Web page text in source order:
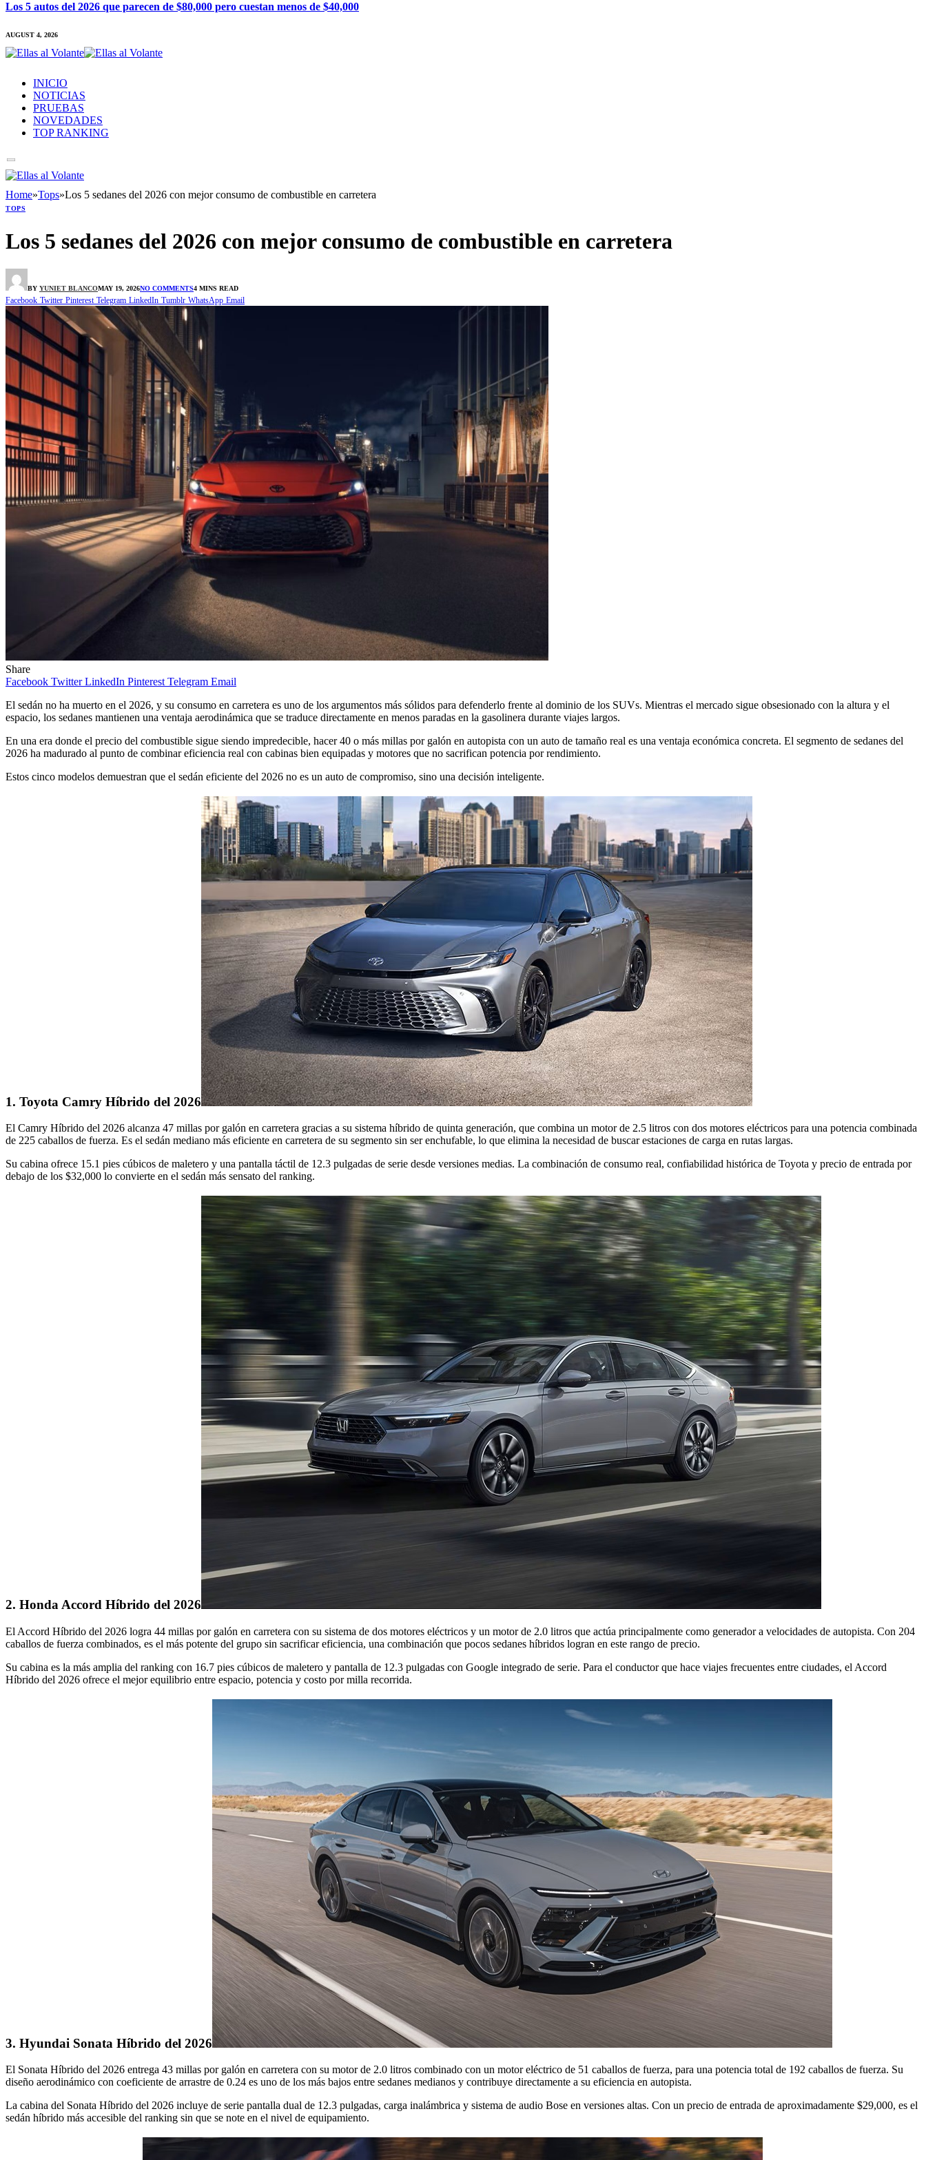
Los 5 autos del 2026 que parecen de $80,000 pero cuestan menos de $40,000
AUGUST 4, 2026
INICIO
NOTICIAS
PRUEBAS
NOVEDADES
TOP RANKING
Home»Tops»Los 5 sedanes del 2026 con mejor consumo de combustible en carretera
TOPS
Los 5 sedanes del 2026 con mejor consumo de combustible en carretera
BY YUNIET BLANCOMAY 19, 2026NO COMMENTS4 MINS READ
Facebook Twitter Pinterest Telegram LinkedIn Tumblr WhatsApp Email
Share
Facebook Twitter LinkedIn Pinterest Telegram Email
El sedán no ha muerto en el 2026, y su consumo en carretera es uno de los argumentos más sólidos para defenderlo frente al dominio de los SUVs. Mientras el mercado sigue obsesionado con la altura y el
espacio, los sedanes mantienen una ventaja aerodinámica que se traduce directamente en menos paradas en la gasolinera durante viajes largos.
En una era donde el precio del combustible sigue siendo impredecible, hacer 40 o más millas por galón en autopista con un auto de tamaño real es una ventaja económica concreta. El segmento de sedanes del
2026 ha madurado al punto de combinar eficiencia real con cabinas bien equipadas y motores que no sacrifican potencia por rendimiento.
Estos cinco modelos demuestran que el sedán eficiente del 2026 no es un auto de compromiso, sino una decisión inteligente.
1. Toyota Camry Híbrido del 2026
El Camry Híbrido del 2026 alcanza 47 millas por galón en carretera gracias a su sistema híbrido de quinta generación, que combina un motor de 2.5 litros con dos motores eléctricos para una potencia combinada
de 225 caballos de fuerza. Es el sedán mediano más eficiente en carretera de su segmento sin ser enchufable, lo que elimina la necesidad de buscar estaciones de carga en rutas largas.
Su cabina ofrece 15.1 pies cúbicos de maletero y una pantalla táctil de 12.3 pulgadas de serie desde versiones medias. La combinación de consumo real, confiabilidad histórica de Toyota y precio de entrada por
debajo de los $32,000 lo convierte en el sedán más sensato del ranking.
2. Honda Accord Híbrido del 2026
El Accord Híbrido del 2026 logra 44 millas por galón en carretera con su sistema de dos motores eléctricos y un motor de 2.0 litros que actúa principalmente como generador a velocidades de autopista. Con 204
caballos de fuerza combinados, es el más potente del grupo sin sacrificar eficiencia, una combinación que pocos sedanes híbridos logran en este rango de precio.
Su cabina es la más amplia del ranking con 16.7 pies cúbicos de maletero y pantalla de 12.3 pulgadas con Google integrado de serie. Para el conductor que hace viajes frecuentes entre ciudades, el Accord
Híbrido del 2026 ofrece el mejor equilibrio entre espacio, potencia y costo por milla recorrida.
3. Hyundai Sonata Híbrido del 2026
El Sonata Híbrido del 2026 entrega 43 millas por galón en carretera con su motor de 2.0 litros combinado con un motor eléctrico de 51 caballos de fuerza, para una potencia total de 192 caballos de fuerza. Su
diseño aerodinámico con coeficiente de arrastre de 0.24 es uno de los más bajos entre sedanes medianos y contribuye directamente a su eficiencia en autopista.
La cabina del Sonata Híbrido del 2026 incluye de serie pantalla dual de 12.3 pulgadas, carga inalámbrica y sistema de audio Bose en versiones altas. Con un precio de entrada de aproximadamente $29,000, es el
sedán híbrido más accesible del ranking sin que se note en el nivel de equipamiento.